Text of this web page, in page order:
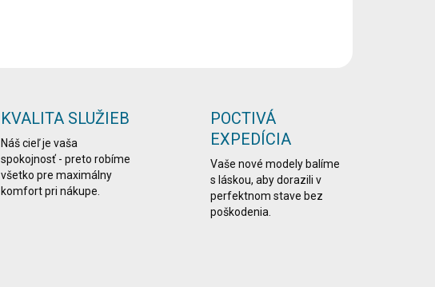
KVALITA SLUŽIEB
Náš cieľ je vaša
spokojnosť - preto robíme
všetko pre maximálny
komfort pri nákupe.
POCTIVÁ
EXPEDÍCIA
Vaše nové modely balíme
s láskou, aby dorazili v
perfektnom stave bez
poškodenia.